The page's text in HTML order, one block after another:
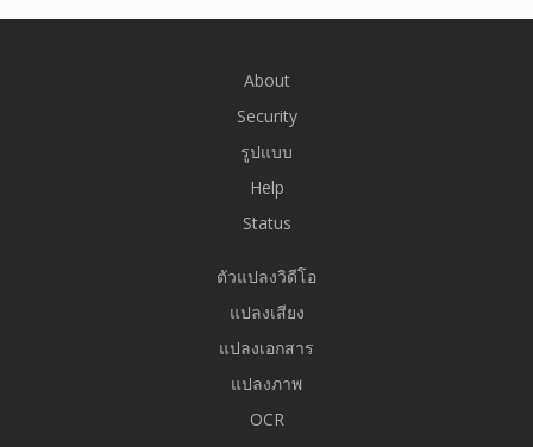
About
Security
รูปแบบ
Help
Status
ตัวแปลงวิดีโอ
แปลงเสียง
แปลงเอกสาร
แปลงภาพ
OCR